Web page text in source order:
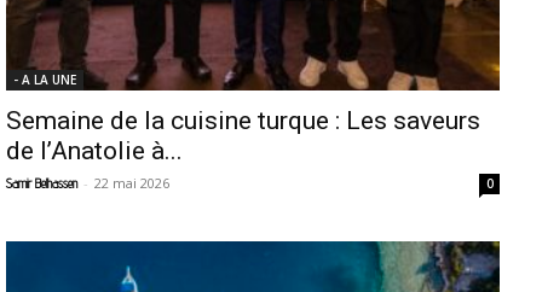
- A LA UNE
Semaine de la cuisine turque : Les saveurs
de l’Anatolie à...
Samir Belhassen - 22 mai 2026 0